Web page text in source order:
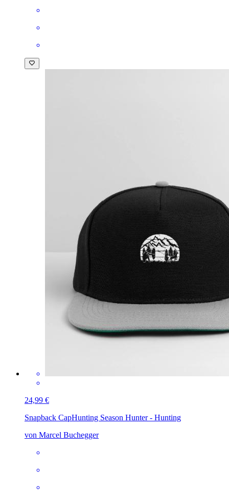
24,99 €
Snapback CapHunting Season Hunter - Hunting
von Marcel Buchegger